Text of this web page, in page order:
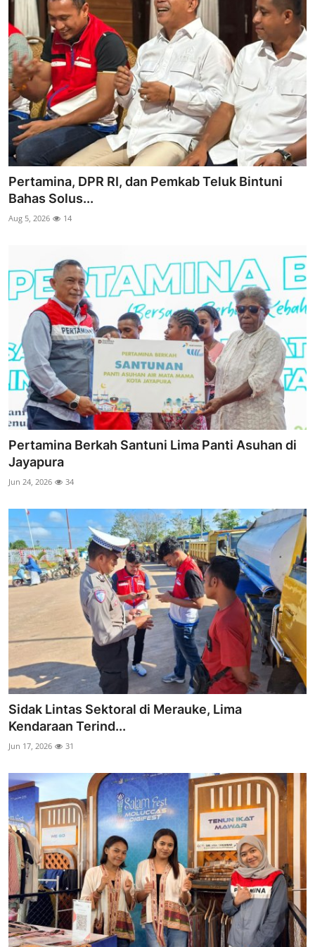
Pertamina, DPR RI, dan Pemkab Teluk Bintuni
Bahas Solus...
Aug 5, 2026 14
Pertamina Berkah Santuni Lima Panti Asuhan di
Jayapura
Jun 24, 2026 34
Sidak Lintas Sektoral di Merauke, Lima
Kendaraan Terind...
Jun 17, 2026 31